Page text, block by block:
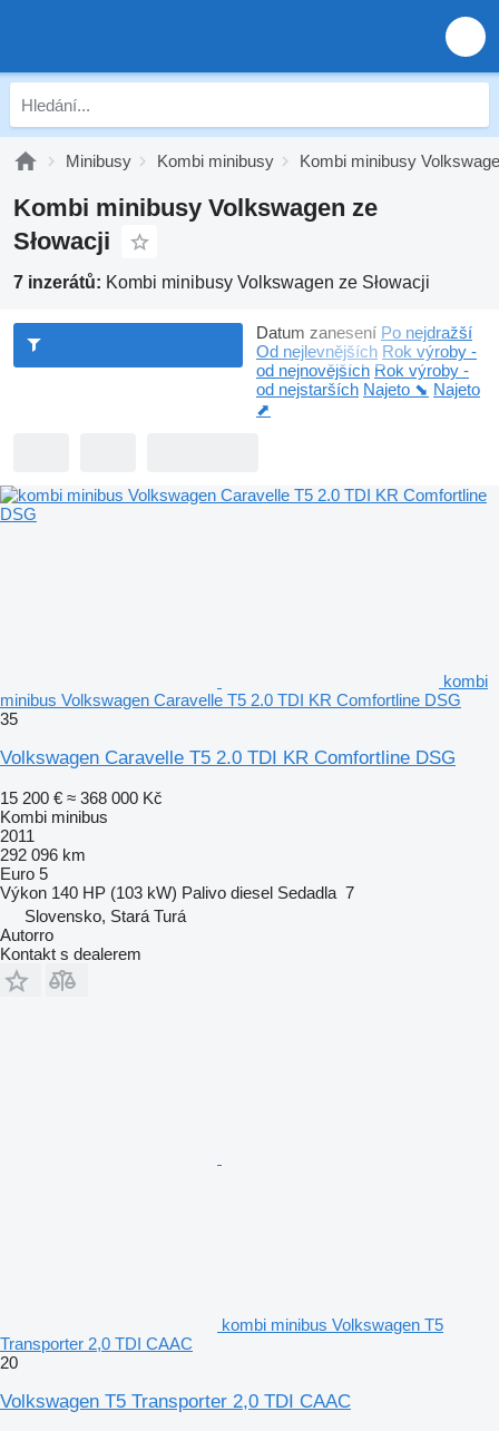
Minibusy Kombi minibusy Kombi minibusy
Kombi minibusy Volkswagen ze
Słowacji
7 inzerátů: Kombi minibusy Volkswagen ze Słowacji
Datum zanesení Po nejdražší
Od nejlevnějších Rok výroby -
od nejnovějších Rok výroby -
od nejstarších Najeto ⬊ Najeto
⬈
kombi
minibus Volkswagen Caravelle T5 2.0 TDI KR Comfortline DSG
35
Volkswagen Caravelle T5 2.0 TDI KR Comfortline DSG
15 200 € ≈ 368 000 Kč
Kombi minibus
2011
292 096 km
Euro 5
Výkon 140 HP (103 kW) Palivo diesel Sedadla 7
Slovensko, Stará Turá
Autorro
Kontakt s dealerem
kombi minibus Volkswagen T5
Transporter 2,0 TDI CAAC
20
Volkswagen T5 Transporter 2,0 TDI CAAC